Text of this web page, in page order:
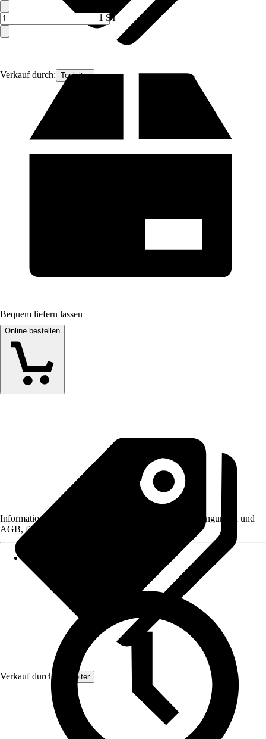
Verkauf durch: Topleiter
1 ST
Bequem liefern lassen
Online bestellen
Verkauf durch: Topleiter
Informationen des Verkäufers, wie z. B. Rückgabebedingungen und
AGB, finden Sie bei Klick auf den Verkäufernamen.